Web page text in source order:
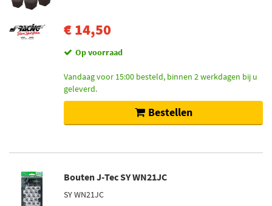
€ 14,50
Op voorraad
Vandaag voor 15:00 besteld, binnen 2 werkdagen bij u
geleverd.
Bestellen
Bouten J-Tec SY WN21JC
SY WN21JC